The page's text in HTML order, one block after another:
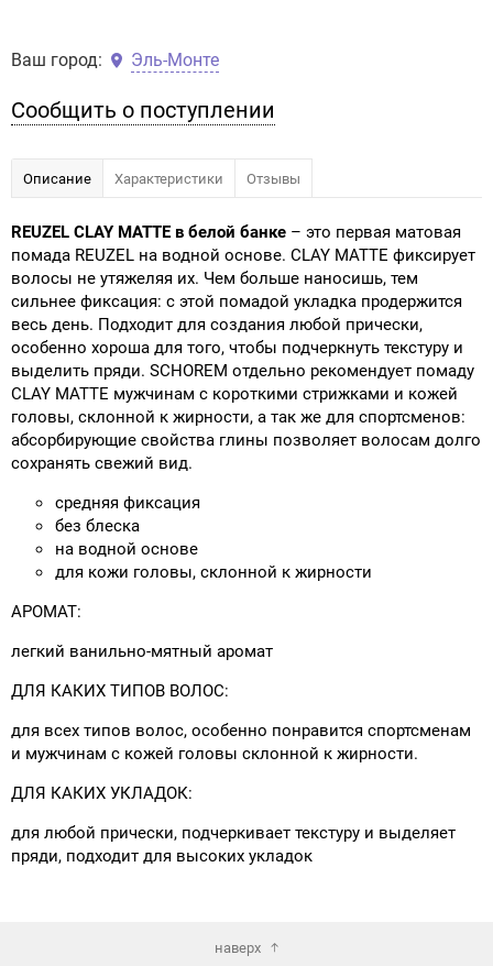
Ваш город: Эль-Монте
Сообщить о поступлении
Описание Характеристики Отзывы
REUZEL CLAY MATTE в белой банке – это первая матовая
помада REUZEL на водной основе. CLAY MATTE фиксирует
волосы не утяжеляя их. Чем больше наносишь, тем
сильнее фиксация: с этой помадой укладка продержится
весь день. Подходит для создания любой прически,
особенно хороша для того, чтобы подчеркнуть текстуру и
выделить пряди. SCHOREM отдельно рекомендует помаду
CLAY MATTE мужчинам с короткими стрижками и кожей
головы, склонной к жирности, а так же для спортсменов:
абсорбирующие свойства глины позволяет волосам долго
сохранять свежий вид.
средняя фиксация
без блеска
на водной основе
для кожи головы, склонной к жирности
АРОМАТ:
легкий ванильно-мятный аромат
ДЛЯ КАКИХ ТИПОВ ВОЛОС:
для всех типов волос, особенно понравится спортсменам
и мужчинам с кожей головы склонной к жирности.
ДЛЯ КАКИХ УКЛАДОК:
для любой прически, подчеркивает текстуру и выделяет
пряди, подходит для высоких укладок
наверх